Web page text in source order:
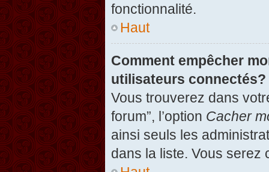
fonctionnalité.
Haut
Comment empêcher
utilisateurs connectés?
Vous trouverez dans
forum”, l’option Cacher
ainsi seuls les
dans la liste. Vous serez